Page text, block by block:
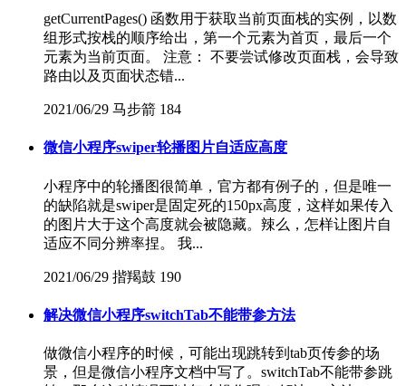
getCurrentPages() 函数用于获取当前页面栈的实例，以数
组形式按栈的顺序给出，第一个元素为首页，最后一个
元素为当前页面。 注意： 不要尝试修改页面栈，会导致
路由以及页面状态错...
2021/06/29 马步箭 184
微信小程序swiper轮播图片自适应高度
小程序中的轮播图很简单，官方都有例子的，但是唯一
的缺陷就是swiper是固定死的150px高度，这样如果传入
的图片大于这个高度就会被隐藏。辣么，怎样让图片自
适应不同分辨率捏。 我...
2021/06/29 揩羯鼓 190
解决微信小程序switchTab不能带参方法
做微信小程序的时候，可能出现跳转到tab页传参的场
景，但是微信小程序文档中写了。switchTab不能带参跳